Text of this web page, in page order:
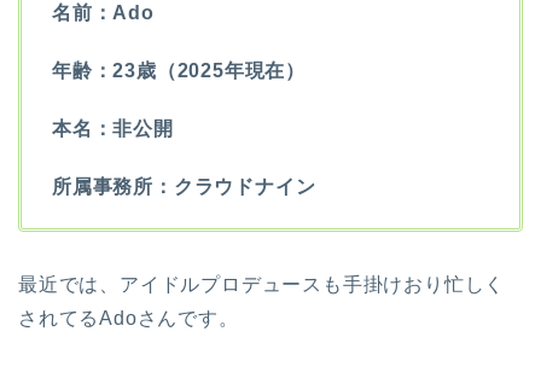
名前：Ado
年齢：23歳（2025年現在）
本名：非公開
所属事務所：クラウドナイン
最近では、アイドルプロデュースも手掛けおり忙しく
されてるAdoさんです。